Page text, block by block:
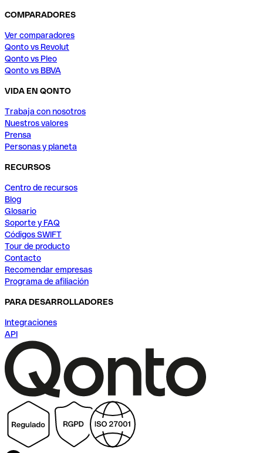
COMPARADORES
Ver comparadores
Qonto vs Revolut
Qonto vs Pleo
Qonto vs BBVA
VIDA EN QONTO
Trabaja con nosotros
Nuestros valores
Prensa
Personas y planeta
RECURSOS
Centro de recursos
Blog
Glosario
Soporte y FAQ
Códigos SWIFT
Tour de producto
Contacto
Recomendar empresas
Programa de afiliación
PARA DESARROLLADORES
Integraciones
API